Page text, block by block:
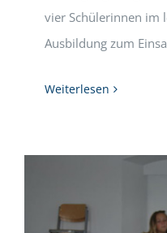
vier Schülerinnen im
Ausbildung zum
Weiterlesen